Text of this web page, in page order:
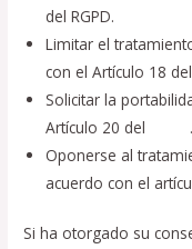
del RGPD.
Limitar el
con el Artículo 18 del
Solicitar la
Artículo 20 del
.
Oponerse al
acuerdo con el
Si ha otorgado su